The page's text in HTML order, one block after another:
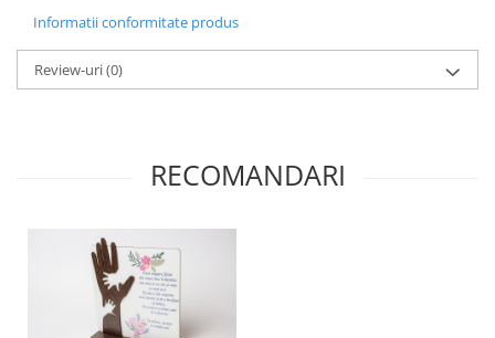
Markere Evidentiatoare Highlighter
Markere Permanente
Markere Whiteboard
Picuri si corectoare
Radiere scoala
Informatii conformitate produs
Review-uri(0)
RECOMANDARI